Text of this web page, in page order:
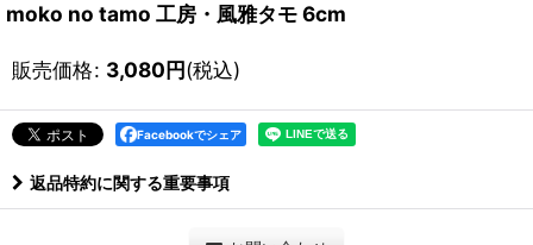
moko no tamo 工房・風雅タモ 6cm
販売価格: 3,080円(税込)
Facebookでシェア
返品特約に関する重要事項